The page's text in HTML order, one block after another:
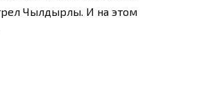
Чылдырлы. И на этом